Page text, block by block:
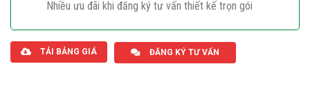
Nhiều ưu đãi khi đăng ký tư vấn thiết kế trọn gói
TẢI BẢNG GIÁ ĐĂNG KÝ TƯ VẤN